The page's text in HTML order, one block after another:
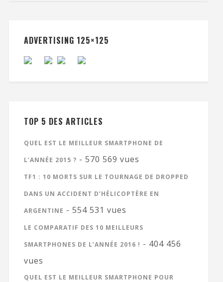
ADVERTISING 125×125
TOP 5 DES ARTICLES
QUEL EST LE MEILLEUR SMARTPHONE DE
L’ANNÉE 2015 ? - 570 569 vues
TF1 : 10 MORTS SUR LE TOURNAGE DE DROPPED
DANS UN ACCIDENT D’HÉLICOPTÈRE EN
ARGENTINE - 554 531 vues
LE COMPARATIF DES 10 MEILLEURS
SMARTPHONES DE L’ANNÉE 2016 ! - 404 456
vues
QUEL EST LE MEILLEUR SMARTPHONE POUR